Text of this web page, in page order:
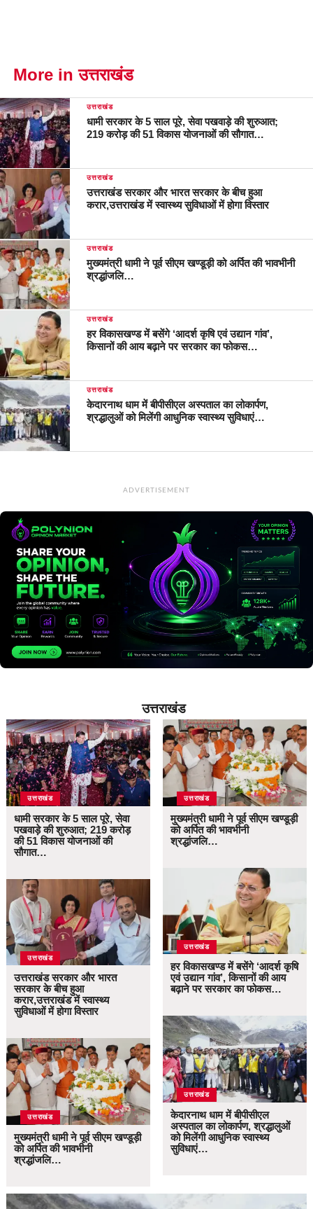
More in उत्तराखंड
उत्तराखंड
धामी सरकार के 5 साल पूरे, सेवा पखवाड़े की शुरुआत;
219 करोड़ की 51 विकास योजनाओं की सौगात…
उत्तराखंड
उत्तराखंड सरकार और भारत सरकार के बीच हुआ
करार,उत्तराखंड में स्वास्थ्य सुविधाओं में होगा विस्तार
उत्तराखंड
मुख्यमंत्री धामी ने पूर्व सीएम खण्डूड़ी को अर्पित की भावभीनी
श्रद्धांजलि…
उत्तराखंड
हर विकासखण्ड में बसेंगे ‘आदर्श कृषि एवं उद्यान गांव’,
किसानों की आय बढ़ाने पर सरकार का फोकस…
उत्तराखंड
केदारनाथ धाम में बीपीसीएल अस्पताल का लोकार्पण,
श्रद्धालुओं को मिलेंगी आधुनिक स्वास्थ्य सुविधाएं…
ADVERTISEMENT
उत्तराखंड
उत्तराखंड
धामी सरकार के 5 साल पूरे, सेवा
पखवाड़े की शुरुआत; 219 करोड़
की 51 विकास योजनाओं की
सौगात…
उत्तराखंड
उत्तराखंड सरकार और भारत
सरकार के बीच हुआ
करार,उत्तराखंड में स्वास्थ्य
सुविधाओं में होगा विस्तार
उत्तराखंड
मुख्यमंत्री धामी ने पूर्व सीएम खण्डूड़ी
को अर्पित की भावभीनी
श्रद्धांजलि…
उत्तराखंड
मुख्यमंत्री धामी ने पूर्व सीएम खण्डूड़ी
को अर्पित की भावभीनी
श्रद्धांजलि…
उत्तराखंड
हर विकासखण्ड में बसेंगे ‘आदर्श कृषि
एवं उद्यान गांव’, किसानों की आय
बढ़ाने पर सरकार का फोकस…
उत्तराखंड
केदारनाथ धाम में बीपीसीएल
अस्पताल का लोकार्पण, श्रद्धालुओं
को मिलेंगी आधुनिक स्वास्थ्य
सुविधाएं…